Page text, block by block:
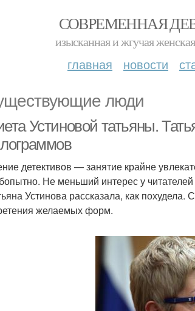
СОВРЕМЕННАЯ
изысканная и жгучая
главная новости
люди
Устиновой татьяны.
детективов — занятие крайне
Не меньший интерес у
Устинова рассказала, как
желаемых форм.